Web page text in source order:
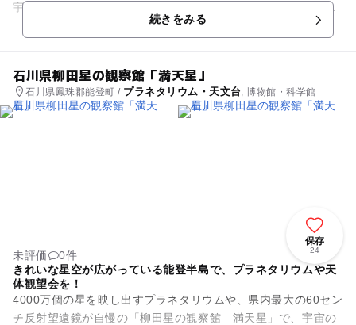
宇宙の神秘に触れてみませんか？宇宙から大気圏に突入し帰還
した宇宙カプセルをはじめ...続きをみる
石川県柳田星の観察館「満天星」
石川県鳳珠郡能登町 / プラネタリウム・天文台, 博物館・科学館
保存
24
未評価
0件
きれいな星空が広がっている能登半島で、プラネタリウムや天
体観望会を！
4000万個の星を映し出すプラネタリウムや、県内最大の60セン
チ反射望遠鏡が自慢の「柳田星の観察館 満天星」で、宇宙の